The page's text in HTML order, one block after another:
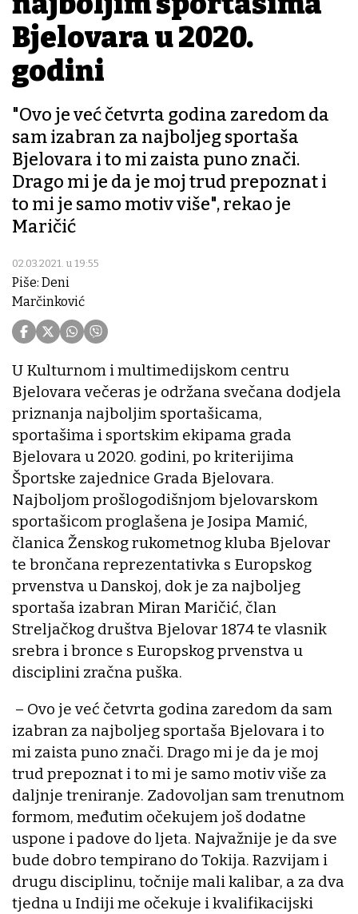
Bjelovara u 2020.
godini
"Ovo je već četvrta godina zaredom da
sam izabran za najboljeg sportaša
Bjelovara i to mi zaista puno znači.
Drago mi je da je moj trud prepoznat i
to mi je samo motiv više", rekao je
Maričić
02.03.2021. u 19:55
Piše: Deni
Marčinković
U Kulturnom i multimedijskom centru
Bjelovara večeras je održana svečana dodjela
priznanja najboljim sportašicama,
sportašima i sportskim ekipama grada
Bjelovara u 2020. godini, po kriterijima
Športske zajednice Grada Bjelovara.
Najboljom prošlogodišnjom bjelovarskom
sportašicom proglašena je Josipa Mamić,
članica Ženskog rukometnog kluba Bjelovar
te brončana reprezentativka s Europskog
prvenstva u Danskoj, dok je za najboljeg
sportaša izabran Miran Maričić, član
Streljačkog društva Bjelovar 1874 te vlasnik
srebra i bronce s Europskog prvenstva u
disciplini zračna puška.
– Ovo je već četvrta godina zaredom da sam
izabran za najboljeg sportaša Bjelovara i to
mi zaista puno znači. Drago mi je da je moj
trud prepoznat i to mi je samo motiv više za
daljnje treniranje. Zadovoljan sam trenutnom
formom, međutim očekujem još dodatne
uspone i padove do ljeta. Najvažnije je da sve
bude dobro tempirano do Tokija. Razvijam i
drugu disciplinu, točnije mali kalibar, a za dva
tjedna u Indiji me očekuje i kvalifikacijski